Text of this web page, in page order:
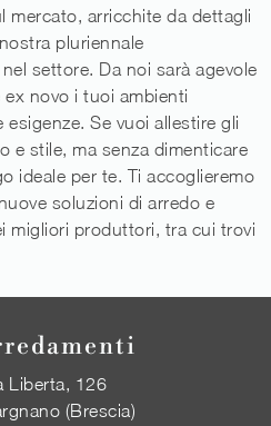
mercato, arricchite da dettagli
pluriennale
settore. Da noi sarà agevole
novo i tuoi ambienti
Se vuoi allestire gli
e stile, ma senza dimenticare
ideale per te. Ti accoglieremo
soluzioni di arredo e
migliori produttori, tra cui trovi
Liberta, 126
(Brescia)